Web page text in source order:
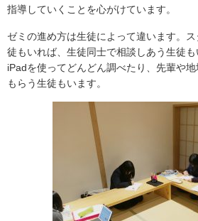
指導していくことを心がけています。
ゼミの進め方は生徒によって違います。
徒もいれば、生徒同士で相談しあう生徒も
iPadを使ってどんどん調べたり、先輩や
もらう生徒もいます。